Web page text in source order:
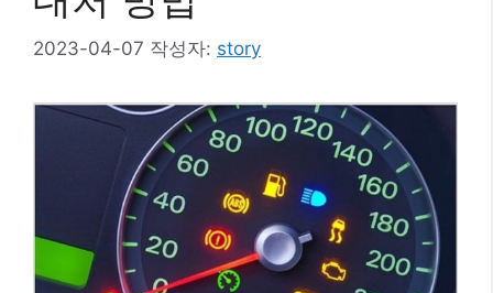
2023-04-07 작성자: story